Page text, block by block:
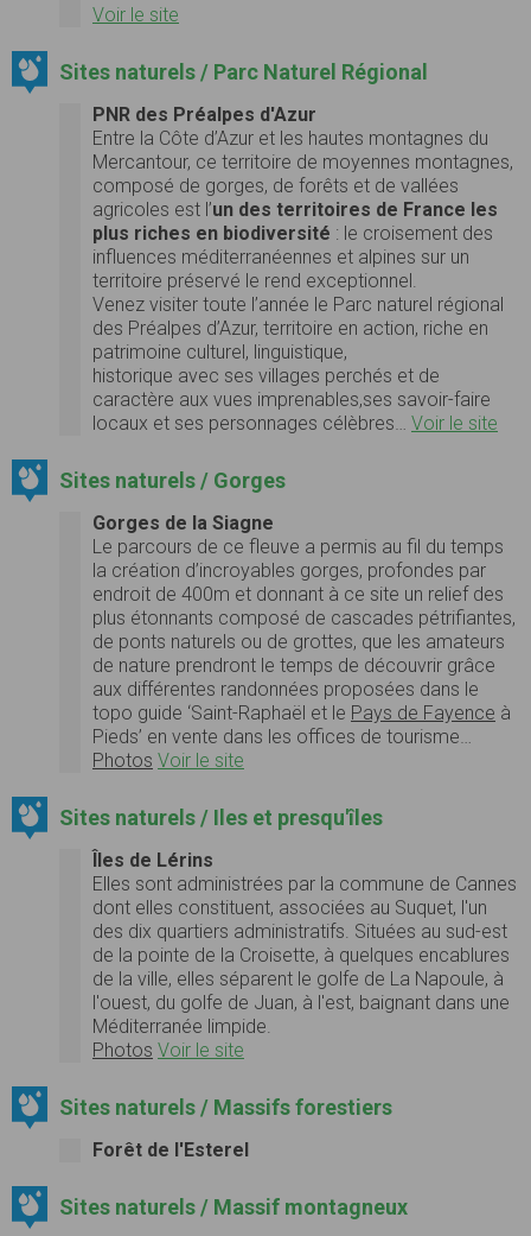
Voir le site
Sites naturels / Parc Naturel Régional
PNR des Préalpes d'Azur
Entre la Côte d’Azur et les hautes montagnes du
Mercantour, ce territoire de moyennes montagnes,
composé de gorges, de forêts et de vallées
agricoles est l’un des territoires de France les
plus riches en biodiversité : le croisement des
influences méditerranéennes et alpines sur un
territoire préservé le rend exceptionnel.
Venez visiter toute l’année le Parc naturel régional
des Préalpes d’Azur, territoire en action, riche en
patrimoine culturel, linguistique,
historique avec ses villages perchés et de
caractère aux vues imprenables,ses savoir-faire
locaux et ses personnages célèbres… Voir le site
Sites naturels / Gorges
Gorges de la Siagne
Le parcours de ce fleuve a permis au fil du temps
la création d’incroyables gorges, profondes par
endroit de 400m et donnant à ce site un relief des
plus étonnants composé de cascades pétrifiantes,
de ponts naturels ou de grottes, que les amateurs
de nature prendront le temps de découvrir grâce
aux différentes randonnées proposées dans le
topo guide ‘Saint-Raphaël et le Pays de Fayence à
Pieds’ en vente dans les offices de tourisme…
Photos Voir le site
Sites naturels / Iles et presqu'îles
Îles de Lérins
Elles sont administrées par la commune de Cannes
dont elles constituent, associées au Suquet, l'un
des dix quartiers administratifs. Situées au sud-est
de la pointe de la Croisette, à quelques encablures
de la ville, elles séparent le golfe de La Napoule, à
l'ouest, du golfe de Juan, à l'est, baignant dans une
Méditerranée limpide.
Photos Voir le site
Sites naturels / Massifs forestiers
Forêt de l'Esterel
Sites naturels / Massif montagneux